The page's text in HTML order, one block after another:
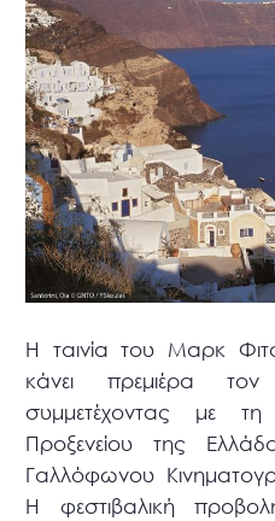
Η ταινία του Μαρκ
κάνει πρεμιέρα
συμμετέχοντας με
Προξενείου της
Γαλλόφωνου
Η φεστιβαλική